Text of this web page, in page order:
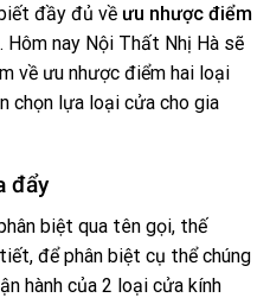
đầy đủ về ưu nhược điểm
nay Nội Thất Nhị Hà sẽ
về ưu nhược điểm hai loại
chọn lựa loại cửa cho gia
đẩy
biệt qua tên gọi, thế
để phân biệt cụ thể chúng
hành của 2 loại cửa kính